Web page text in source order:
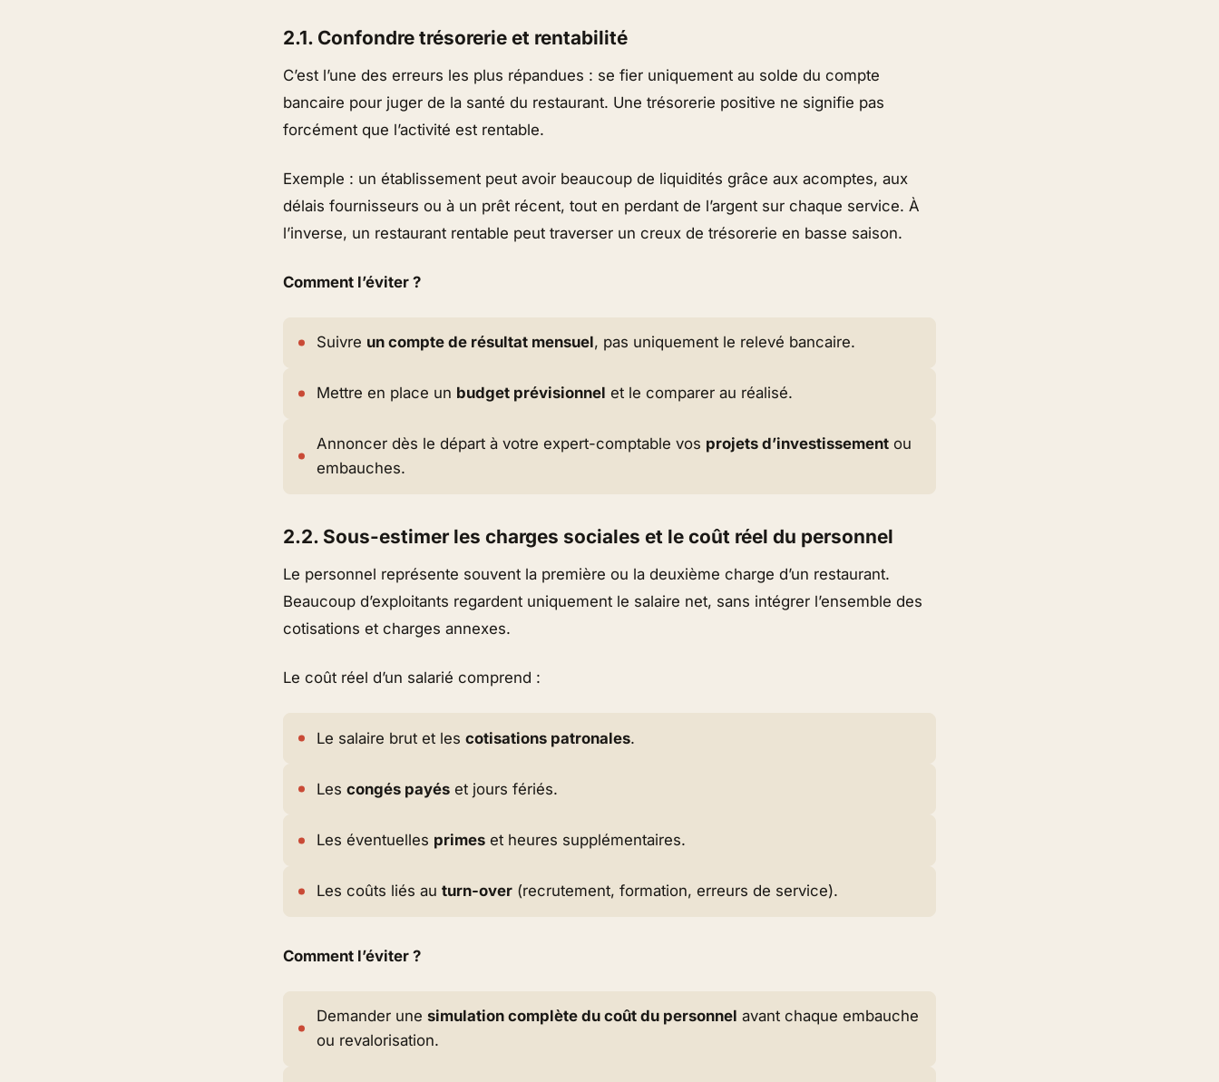
2.1. Confondre trésorerie et rentabilité
C’est l’une des erreurs les plus répandues : se fier uniquement au solde du compte
bancaire pour juger de la santé du restaurant. Une trésorerie positive ne signifie pas
forcément que l’activité est rentable.
Exemple : un établissement peut avoir beaucoup de liquidités grâce aux acomptes, aux
délais fournisseurs ou à un prêt récent, tout en perdant de l’argent sur chaque service. À
l’inverse, un restaurant rentable peut traverser un creux de trésorerie en basse saison.
Comment l’éviter ?
Suivre un compte de résultat mensuel, pas uniquement le relevé bancaire.
Mettre en place un budget prévisionnel et le comparer au réalisé.
Annoncer dès le départ à votre expert-comptable vos projets d’investissement ou
embauches.
2.2. Sous-estimer les charges sociales et le coût réel du personnel
Le personnel représente souvent la première ou la deuxième charge d’un restaurant.
Beaucoup d’exploitants regardent uniquement le salaire net, sans intégrer l’ensemble des
cotisations et charges annexes.
Le coût réel d’un salarié comprend :
Le salaire brut et les cotisations patronales.
Les congés payés et jours fériés.
Les éventuelles primes et heures supplémentaires.
Les coûts liés au turn-over (recrutement, formation, erreurs de service).
Comment l’éviter ?
Demander une simulation complète du coût du personnel avant chaque embauche
ou revalorisation.